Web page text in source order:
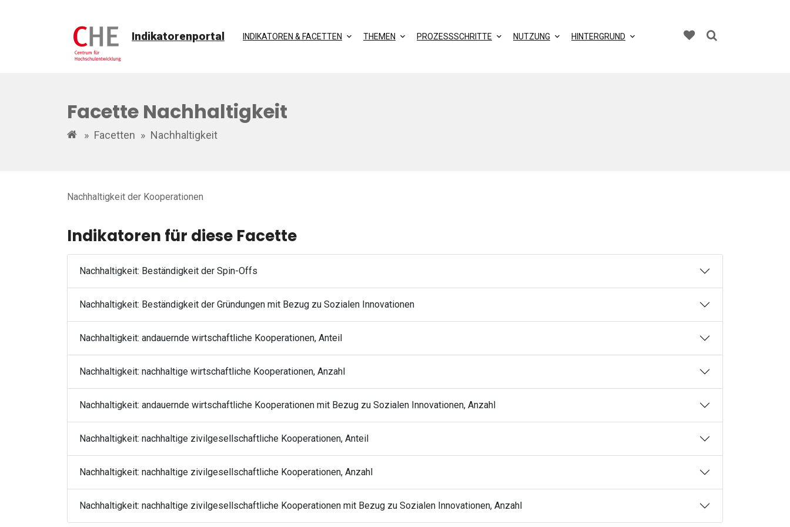
Indikatorenportal INDIKATOREN & FACETTEN THEMEN PROZESSSCHRITTE NUTZUNG HINTERGRUND
Facette Nachhaltigkeit
» Facetten » Nachhaltigkeit
Nachhaltigkeit der Kooperationen
Indikatoren für diese Facette
Nachhaltigkeit: Beständigkeit der Spin-Offs
Nachhaltigkeit: Beständigkeit der Gründungen mit Bezug zu Sozialen Innovationen
Nachhaltigkeit: andauernde wirtschaftliche Kooperationen, Anteil
Nachhaltigkeit: nachhaltige wirtschaftliche Kooperationen, Anzahl
Nachhaltigkeit: andauernde wirtschaftliche Kooperationen mit Bezug zu Sozialen Innovationen, Anzahl
Nachhaltigkeit: nachhaltige zivilgesellschaftliche Kooperationen, Anteil
Nachhaltigkeit: nachhaltige zivilgesellschaftliche Kooperationen, Anzahl
Nachhaltigkeit: nachhaltige zivilgesellschaftliche Kooperationen mit Bezug zu Sozialen Innovationen, Anzahl